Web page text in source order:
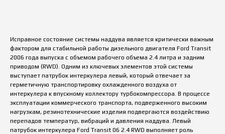
Исправное состояние системы наддува является критически важным
фактором для стабильной работы дизельного двигателя Ford Transit
2006 года выпуска с объемом рабочего объема 2.4 литра и задним
приводом (RWD). Одним из ключевых элементов этой системы
выступает патрубок интеркулера левый, который отвечает за
герметичную транспортировку охлажденного воздуха от
интеркулера к впускному коллектору турбокомпрессора. В процессе
эксплуатации коммерческого транспорта, подверженного высоким
нагрузкам, резинотехнические изделия подвергаются воздействию
перепадов температур, вибраций и давления наддува. Левый
патрубок интеркулера Ford Transit 06 2.4 RWD выполняет роль